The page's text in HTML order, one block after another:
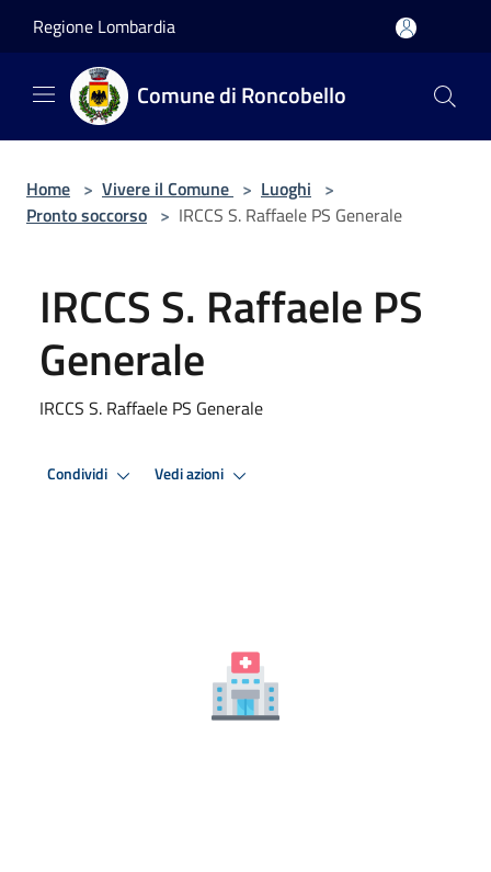
Regione Lombardia
Comune di Roncobello
Home > Vivere il Comune > Luoghi >
Pronto soccorso > IRCCS S. Raffaele PS Generale
IRCCS S. Raffaele PS
Generale
IRCCS S. Raffaele PS Generale
Condividi Vedi azioni